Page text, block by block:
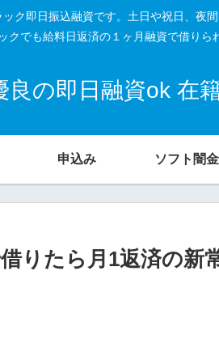
即日振込融資です。土日や祝日、夜
クでも給料日返済の１ヶ月融資で借りら
の即日融資ok 在
申込み ソフト闇
りたら月1返済の新